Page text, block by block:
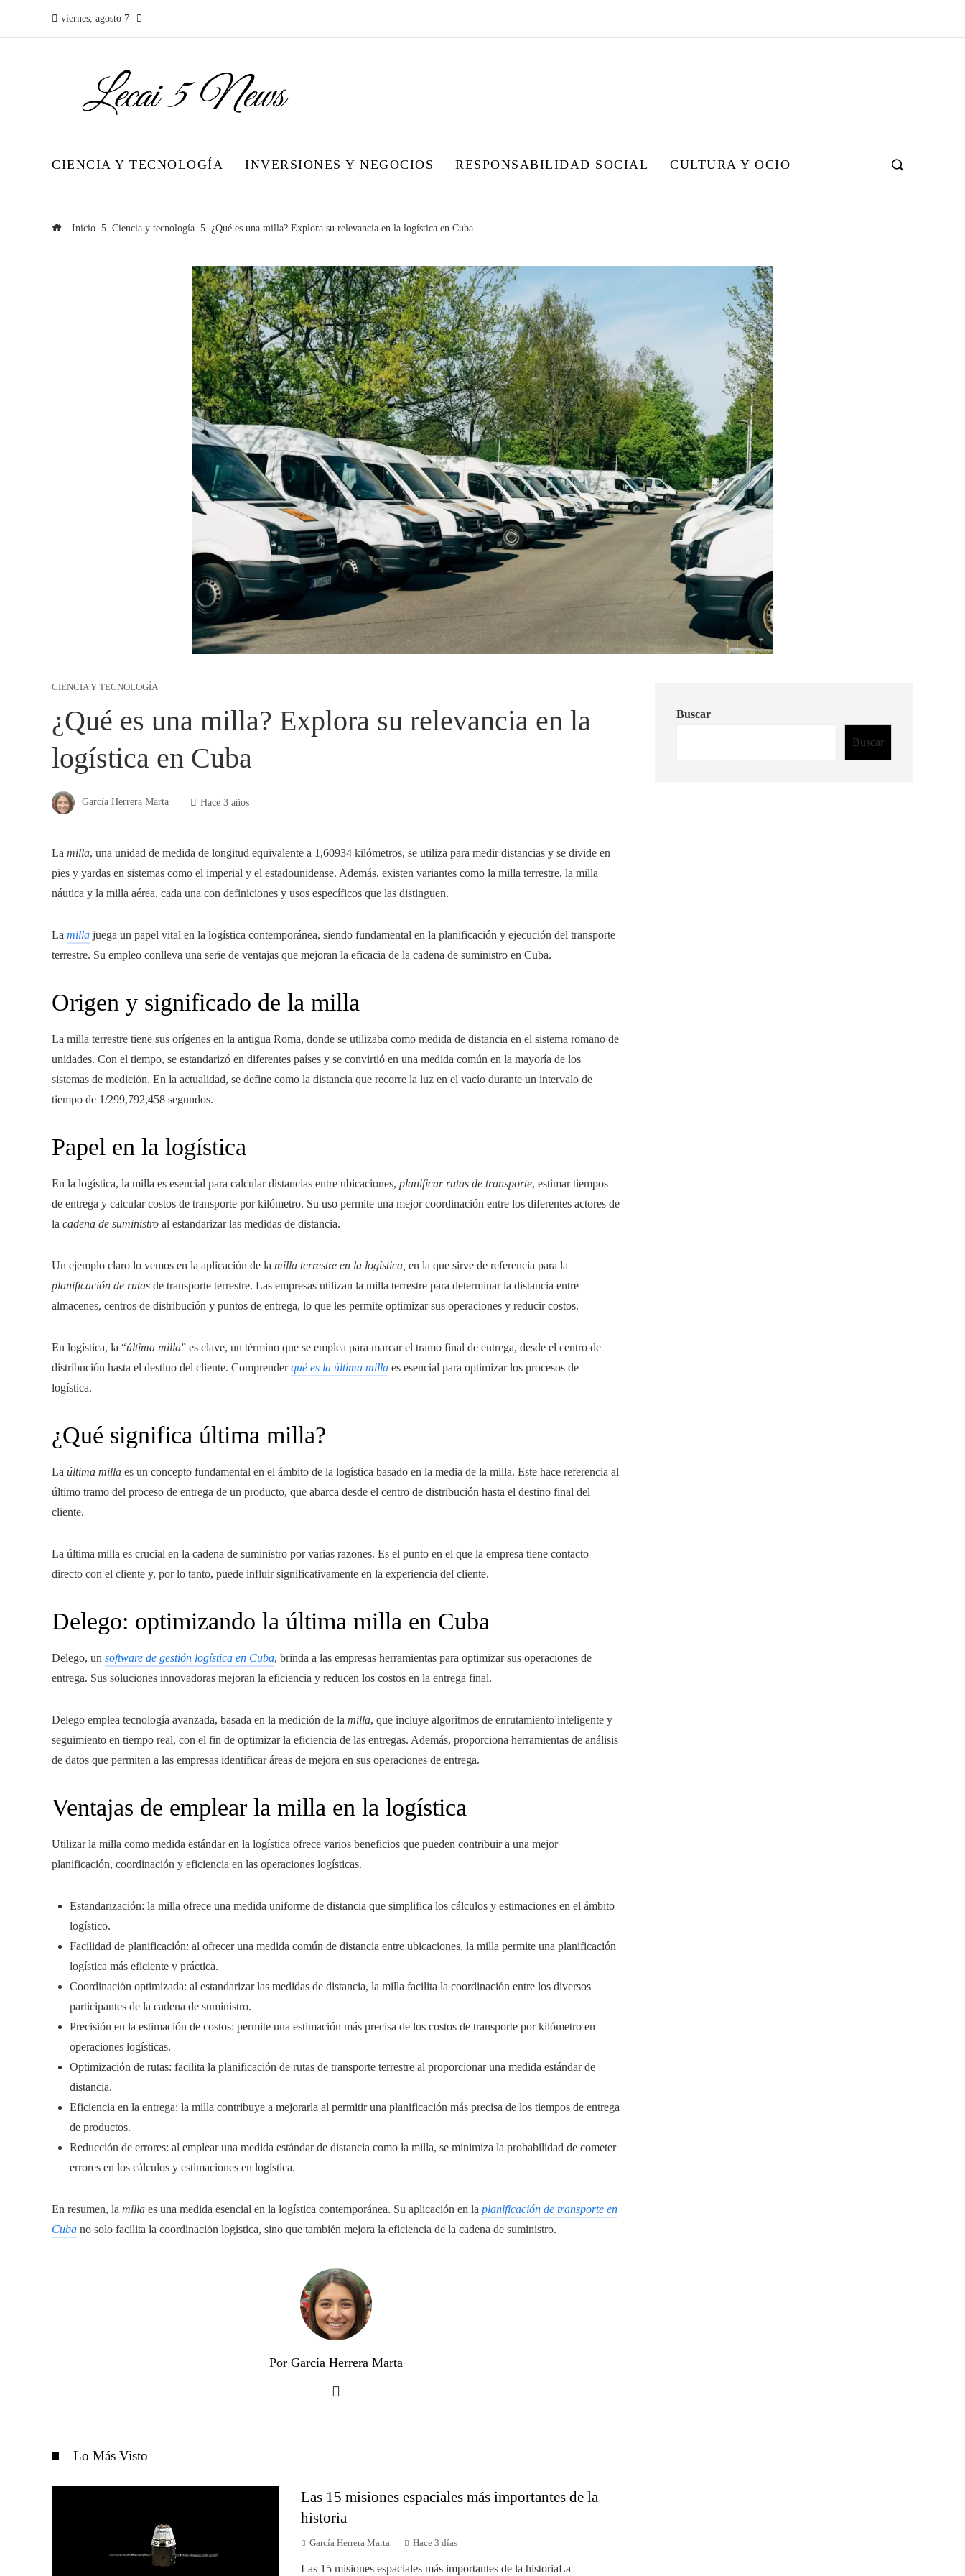
viernes, agosto 7
CIENCIA Y TECNOLOGÍA INVERSIONES Y NEGOCIOS RESPONSABILIDAD SOCIAL CULTURA Y OCIO
Inicio Ciencia y tecnología ¿Qué es una milla? Explora su relevancia en la logística en Cuba
CIENCIA Y TECNOLOGÍA
¿Qué es una milla? Explora su relevancia en la
logística en Cuba
García Herrera Marta Hace 3 años
La milla, una unidad de medida de longitud equivalente a 1,60934 kilómetros, se utiliza para medir distancias y se divide en
pies y yardas en sistemas como el imperial y el estadounidense. Además, existen variantes como la milla terrestre, la milla
náutica y la milla aérea, cada una con definiciones y usos específicos que las distinguen.
La milla juega un papel vital en la logística contemporánea, siendo fundamental en la planificación y ejecución del transporte
terrestre. Su empleo conlleva una serie de ventajas que mejoran la eficacia de la cadena de suministro en Cuba.
Origen y significado de la milla
La milla terrestre tiene sus orígenes en la antigua Roma, donde se utilizaba como medida de distancia en el sistema romano de
unidades. Con el tiempo, se estandarizó en diferentes países y se convirtió en una medida común en la mayoría de los
sistemas de medición. En la actualidad, se define como la distancia que recorre la luz en el vacío durante un intervalo de
tiempo de 1/299,792,458 segundos.
Papel en la logística
En la logística, la milla es esencial para calcular distancias entre ubicaciones, planificar rutas de transporte, estimar tiempos
de entrega y calcular costos de transporte por kilómetro. Su uso permite una mejor coordinación entre los diferentes actores de
la cadena de suministro al estandarizar las medidas de distancia.
Un ejemplo claro lo vemos en la aplicación de la milla terrestre en la logística, en la que sirve de referencia para la
planificación de rutas de transporte terrestre. Las empresas utilizan la milla terrestre para determinar la distancia entre
almacenes, centros de distribución y puntos de entrega, lo que les permite optimizar sus operaciones y reducir costos.
En logística, la “última milla” es clave, un término que se emplea para marcar el tramo final de entrega, desde el centro de
distribución hasta el destino del cliente. Comprenderqué es la última milla es esencial para optimizar los procesos de
logística.
¿Qué significa última milla?
La última milla es un concepto fundamental en el ámbito de la logística basado en la media de la milla. Este hace referencia al
último tramo del proceso de entrega de un producto, que abarca desde el centro de distribución hasta el destino final del
cliente.
La última milla es crucial en la cadena de suministro por varias razones. Es el punto en el que la empresa tiene contacto
directo con el cliente y, por lo tanto, puede influir significativamente en la experiencia del cliente.
Delego: optimizando la última milla en Cuba
Delego, un software de gestión logística en Cuba, brinda a las empresas herramientas para optimizar sus operaciones de
entrega. Sus soluciones innovadoras mejoran la eficiencia y reducen los costos en la entrega final.
Delego emplea tecnología avanzada, basada en la medición de la milla, que incluye algoritmos de enrutamiento inteligente y
seguimiento en tiempo real, con el fin de optimizar la eficiencia de las entregas. Además, proporciona herramientas de análisis
de datos que permiten a las empresas identificar áreas de mejora en sus operaciones de entrega.
Ventajas de emplear la milla en la logística
Utilizar la milla como medida estándar en la logística ofrece varios beneficios que pueden contribuir a una mejor
planificación, coordinación y eficiencia en las operaciones logísticas.
Estandarización: la milla ofrece una medida uniforme de distancia que simplifica los cálculos y estimaciones en el ámbito
logístico.
Facilidad de planificación: al ofrecer una medida común de distancia entre ubicaciones, la milla permite una planificación
logística más eficiente y práctica.
Coordinación optimizada: al estandarizar las medidas de distancia, la milla facilita la coordinación entre los diversos
participantes de la cadena de suministro.
Precisión en la estimación de costos: permite una estimación más precisa de los costos de transporte por kilómetro en
operaciones logísticas.
Optimización de rutas: facilita la planificación de rutas de transporte terrestre al proporcionar una medida estándar de
distancia.
Eficiencia en la entrega: la milla contribuye a mejorarla al permitir una planificación más precisa de los tiempos de entrega
de productos.
Reducción de errores: al emplear una medida estándar de distancia como la milla, se minimiza la probabilidad de cometer
errores en los cálculos y estimaciones en logística.
En resumen, la milla es una medida esencial en la logística contemporánea. Su aplicación en la planificación de transporte en
Cuba no solo facilita la coordinación logística, sino que también mejora la eficiencia de la cadena de suministro.
Por García Herrera Marta
Lo Más Visto
Las 15 misiones espaciales más importantes de la
historia
García Herrera Marta Hace 3 días
Las 15 misiones espaciales más importantes de la historiaLa
Buscar
Buscar